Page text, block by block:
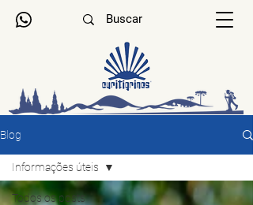
Blog
Todos os posts
Informações úteis